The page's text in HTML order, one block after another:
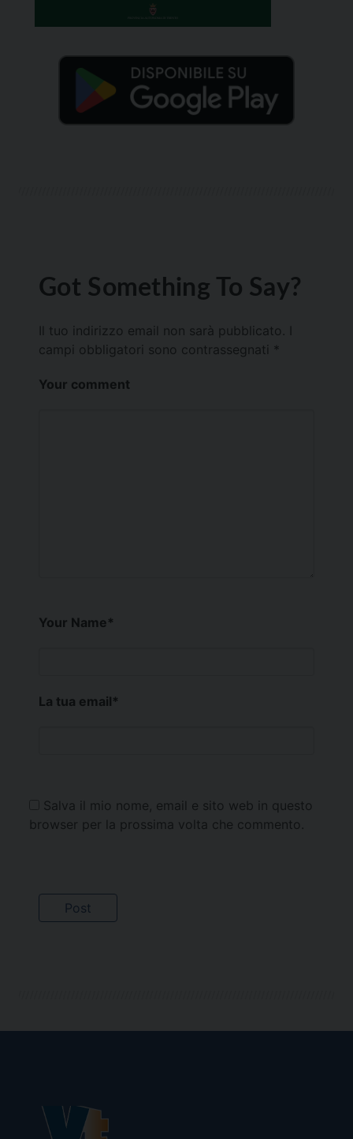
Got Something To Say?
Il tuo indirizzo email non sarà pubblicato.
campi obbligatori sono contrassegnati *
Your comment
Your Name*
La tua email*
Salva il mio nome, email e sito web in questo
browser per la prossima volta che commento.